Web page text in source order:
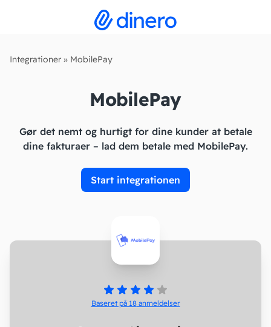
Integrationer » MobilePay
MobilePay
Gør det nemt og hurtigt for dine kunder at betale
dine fakturaer – lad dem betale med MobilePay.
Start integrationen
Baseret på 18anmeldelser